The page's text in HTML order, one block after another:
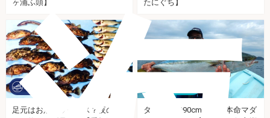
ヶ浦ふ頭】
たにぐち】
船釣り
足元はお魚パラダイス？夜のミ
タイラバで90cmブリ！本命マダ